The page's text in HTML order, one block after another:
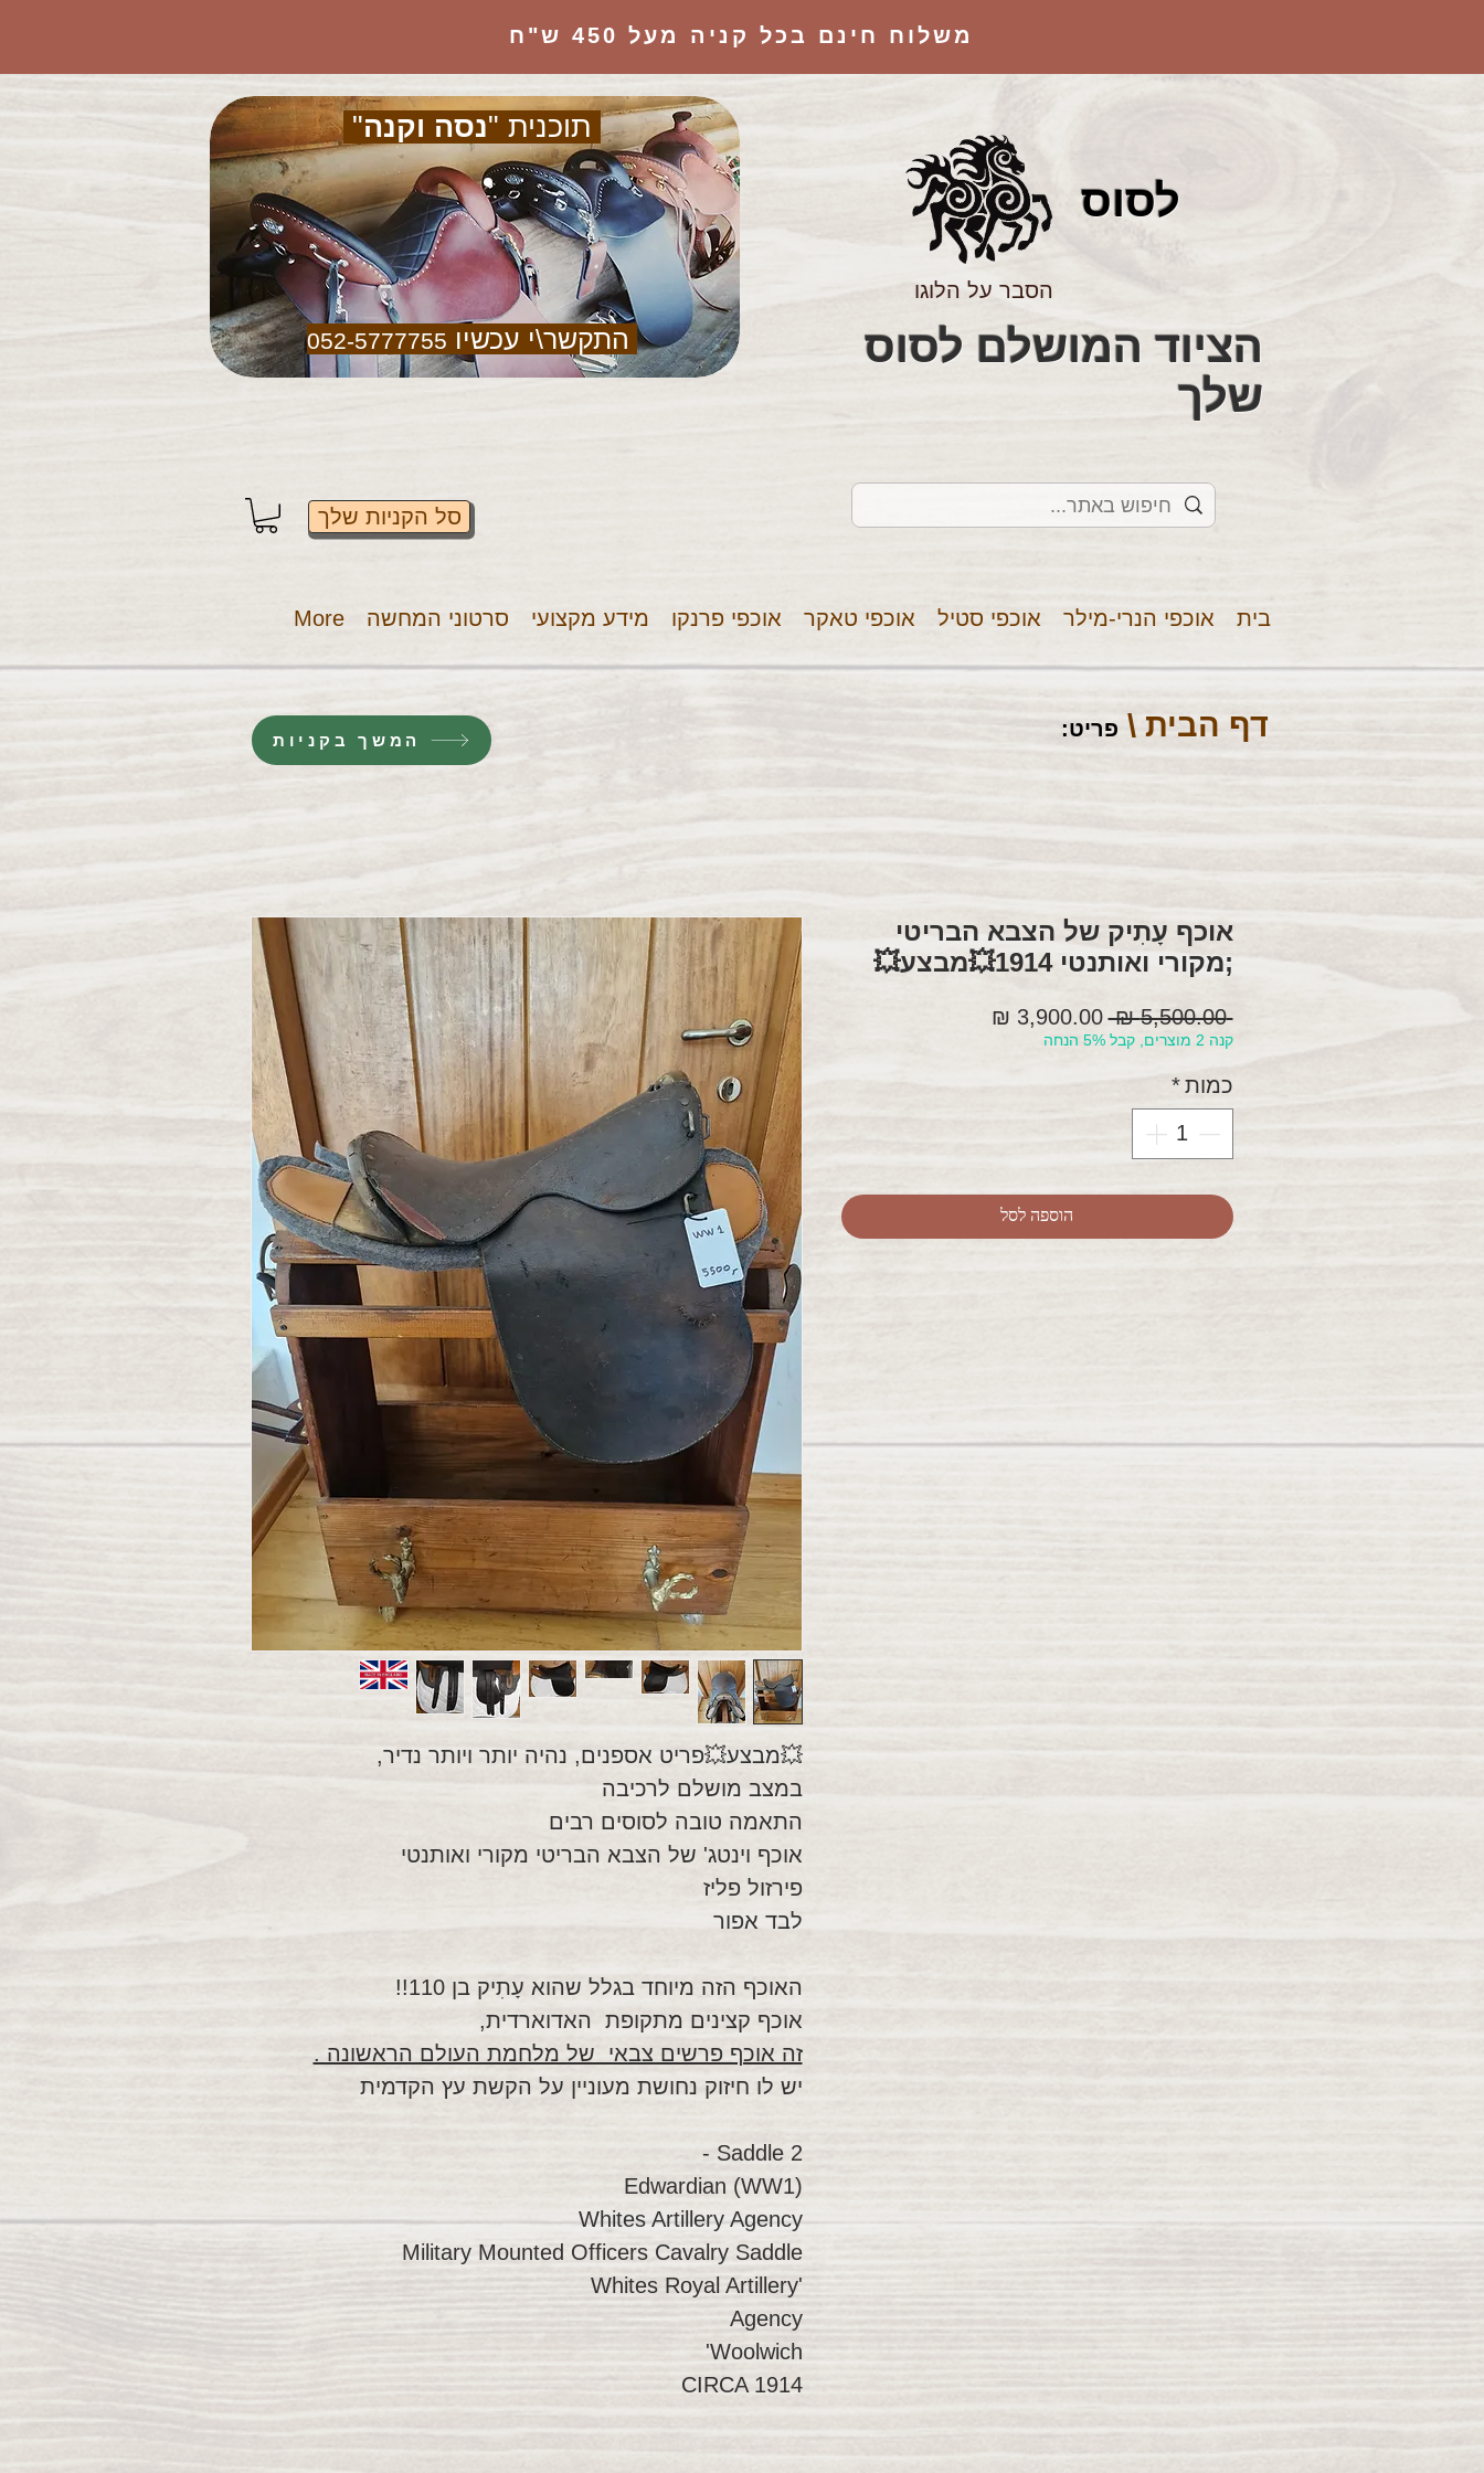
משלוח חינם בכל קניה מעל 450 ש"ח
תוכנית "נסה וקנה"
התקשר\י עכשיו 052-5777755
סל הקניות שלך
לסוס
הסבר על הלוגו
שלך
בית אוכפי הנרי-מילר אוכפי סטיל אוכפי טאקר אוכפי פרנקו מידע מקצועי סרטוני המחשה More
דף הבית \ פריט:
💥מבצע💥פריט אספנים, נהיה יותר ויותר נדיר,
במצב מושלם לרכיבה
התאמה טובה לסוסים רבים
אוכף וינטג' של הצבא הבריטי מקורי ואותנטי
פירזול פליז
לבד אפור
האוכף הזה מיוחד בגלל שהוא עָתִיק בן 110!!
אוכף קצינים מתקופת האדוארדית,
זה אוכף פרשים צבאי של מלחמת העולם הראשונה .
יש לו חיזוק נחושת מעוניין על הקשת עץ הקדמית
Saddle 2 -
Edwardian (WW1)
Whites Artillery Agency
Military Mounted Officers Cavalry Saddle
'Whites Royal Artillery
Agency
Woolwich'
CIRCA 1914
אוכף עָתִיק של הצבא הבריטי
;מקורי ואותנטי 1914💥מבצע💥
‏5,500.00 ‏₪
מחיר
רגיל
‏3,900.00 ‏₪
קנה 2 מוצרים, קבל 5% הנחה
כמות *
הוספה לסל
המשך בקניות